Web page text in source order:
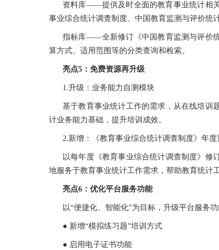
资料库——提供及时全面的教育事业统计相
事业综合统计调查制度、中国教育监测与评价统
指标库——全新修订《中国教育监测与评价
算方式、适用范围等的分类查询和检索。
亮点5：免费资源再升级
1.升级：业务能力自测模块
基于教育事业统计工作的需求，从在线培训
计业务能力基础，提升培训成效。
2.新增：《教育事业综合统计调查制度》年
以每年度《教育事业综合统计调查制度》修
地服务于教育事业统计工作需求，帮助教育统计
亮点6：优化平台服务功能
以“便捷化、智能化”为目标，升级平台服务
● 新增“模拟练习题”培训方式
● 启用电子证书功能